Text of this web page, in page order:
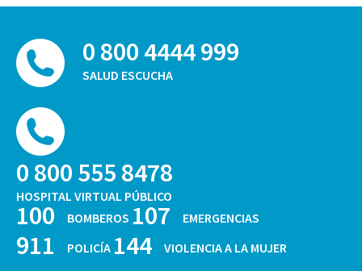
0 800 4444 999
SALUD ESCUCHA
0 800 555 8478
HOSPITAL VIRTUAL PÚBLICO
100 BOMBEROS 107 EMERGENCIAS
911 POLICÍA 144 VIOLENCIA A LA MUJER